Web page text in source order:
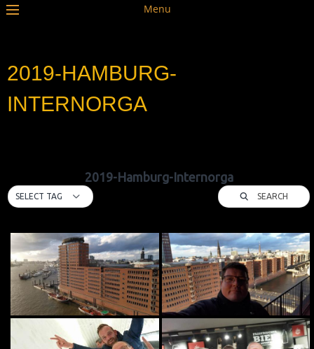
Menu
2019-HAMBURG-
INTERNORGA
2019-Hamburg-Internorga
SELECT TAG SEARCH